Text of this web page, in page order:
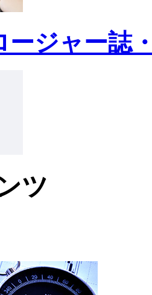
ージャー誌
ツ